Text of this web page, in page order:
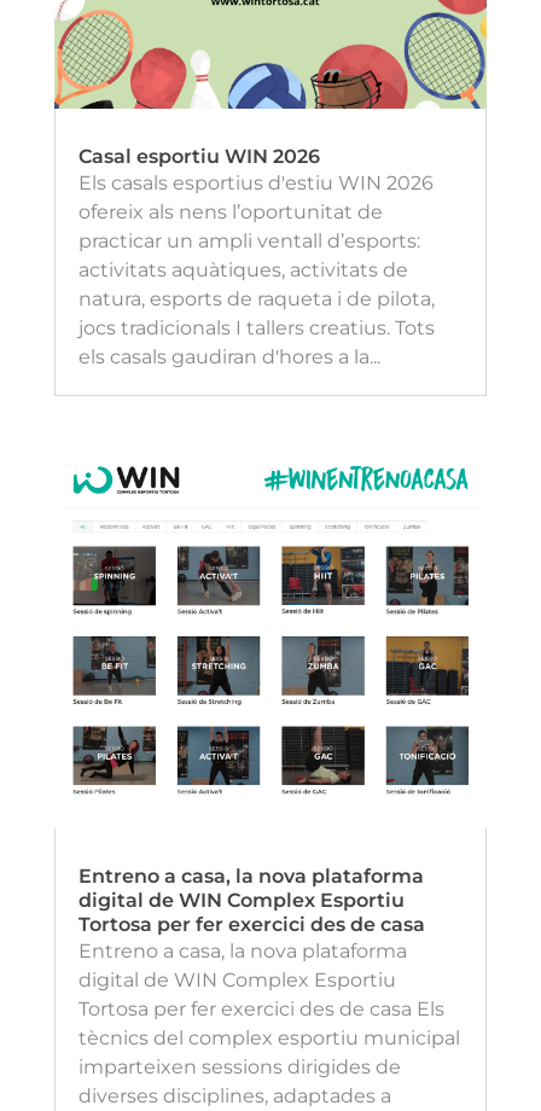
Casal esportiu WIN 2026
Els casals esportius d'estiu WIN 2026
ofereix als nens l’oportunitat de
practicar un ampli ventall d’esports:
activitats aquàtiques, activitats de
natura, esports de raqueta i de pilota,
jocs tradicionals I tallers creatius. Tots
els casals gaudiran d'hores a la...
Entreno a casa, la nova plataforma
digital de WIN Complex Esportiu
Tortosa per fer exercici des de casa
Entreno a casa, la nova plataforma
digital de WIN Complex Esportiu
Tortosa per fer exercici des de casa Els
tècnics del complex esportiu municipal
imparteixen sessions dirigides de
diverses disciplines, adaptades a